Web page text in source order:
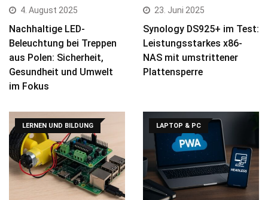
4. August 2025
Nachhaltige LED-
Beleuchtung bei Treppen
aus Polen: Sicherheit,
Gesundheit und Umwelt
im Fokus
23. Juni 2025
Synology DS925+ im Test:
Leistungsstarkes x86-
NAS mit umstrittener
Plattensperre
LERNEN UND BILDUNG LAPTOP & PC